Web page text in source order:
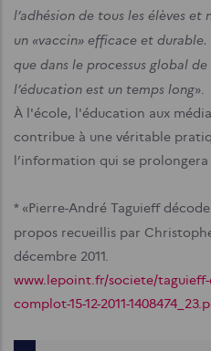
l’adhésion de tous les élèves
un «vaccin» efficace et
que dans le processus global
l’éducation est un temps long».
À l'école, l'éducation aux
contribue à une véritable
l’information qui se prolongera
* «Pierre-André Taguieff
propos recueillis par
décembre 2011.
www.lepoint.fr/societe/
complot-15-12-2011-